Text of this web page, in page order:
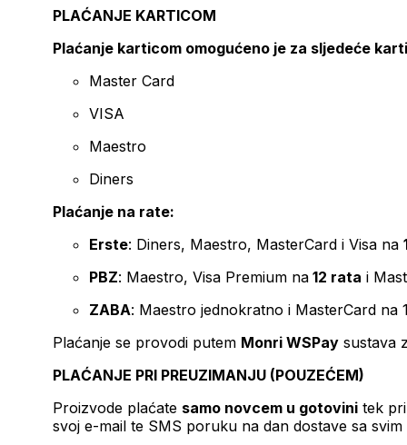
PLAĆANJE KARTICOM
Plaćanje karticom omogućeno je za sljedeće
Master Card
VISA
Maestro
Diners
Plaćanje na rate:
Erste: Diners, Maestro, MasterCard i Visa na
PBZ: Maestro, Visa Premium na 12 rata i
ZABA: Maestro jednokratno i MasterCard na
Plaćanje se provodi putem Monri WSPay sustava
PLAĆANJE PRI PREUZIMANJU (POUZEĆEM)
Proizvode plaćate samo novcem u gotovini tek
svoj e-mail te SMS poruku na dan dostave sa svim